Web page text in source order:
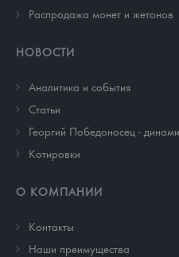
Распродажа монет и жетонов
НОВОСТИ
Аналитика и события
Cтатьи
Георгий Победоносец -
Котировки
О КОМПАНИИ
Контакты
Наши преимущества